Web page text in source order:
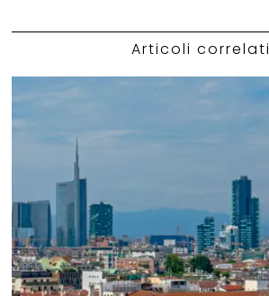
Articoli correlati